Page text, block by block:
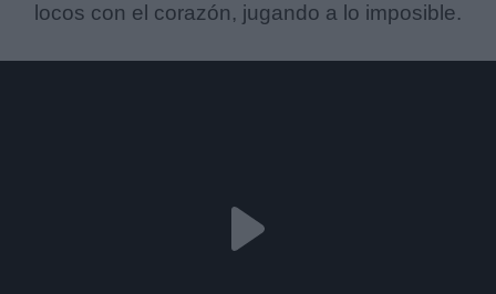
locos con el corazón, jugando a lo imposible.